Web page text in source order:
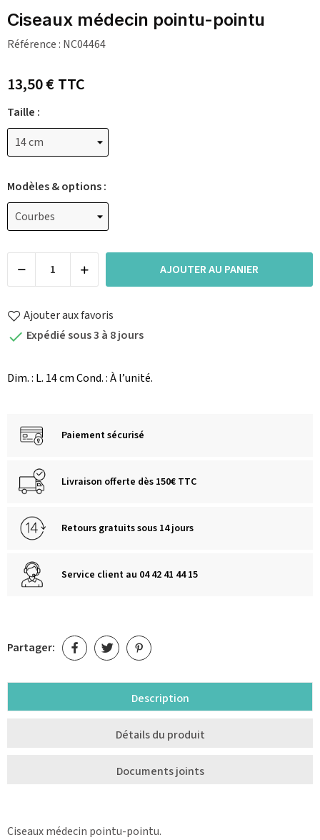
Ciseaux médecin pointu-pointu
Référence : NC04464
13,50 €TTC
Taille :
Modèles & options :
AJOUTER AU PANIER
Ajouter aux favoris
 Expédié sous 3 à 8 jours
Dim. : L. 14 cm Cond. : À l’unité.
Paiement sécurisé
Livraison offerte dès 150€ TTC
Retours gratuits sous 14 jours
Service client au 04 42 41 44 15
Partager:
Description
Détails du produit
Documents joints
Ciseaux médecin pointu-pointu.